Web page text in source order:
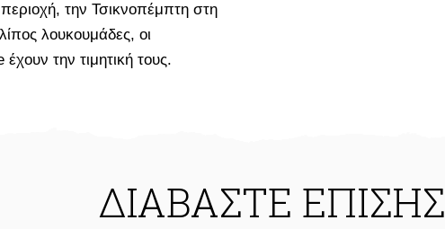
την Τσικνοπέμπτη στη
λουκουμάδες, οι
την τιμητική τους.
ΔΙΑΒΑΣΤΕ ΕΠΙΣΗΣ